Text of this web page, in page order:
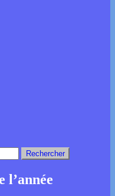
l’année